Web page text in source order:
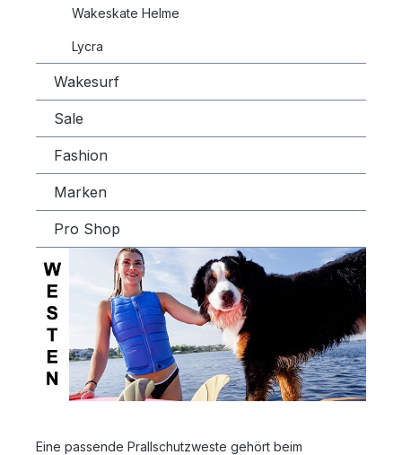
Wakeskate Helme
Lycra
Wakesurf
Sale
Fashion
Marken
Pro Shop
Eine passende Prallschutzweste gehört beim